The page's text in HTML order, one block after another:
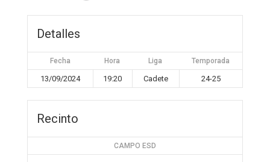
Detalles
Fecha Hora Liga Temporada
13/09/2024 19:20 Cadete 24-25
Recinto
CAMPO ESD